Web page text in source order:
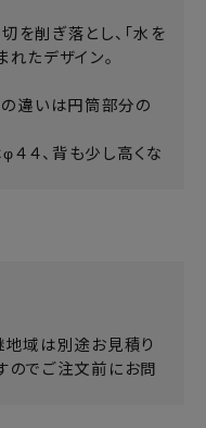
を削ぎ落とし、「水を
たデザイン。
違いは円筒部分の
４、背も少し高くな
地域は別途お見積り
のでご注文前にお問